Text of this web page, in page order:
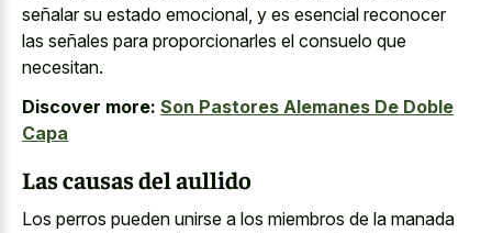
señalar su estado emocional, y es esencial reconocer
las señales para proporcionarles el consuelo que
necesitan.
Discover more: Son Pastores Alemanes De Doble
Capa
Las causas del aullido
Los perros pueden unirse a los miembros de la manada